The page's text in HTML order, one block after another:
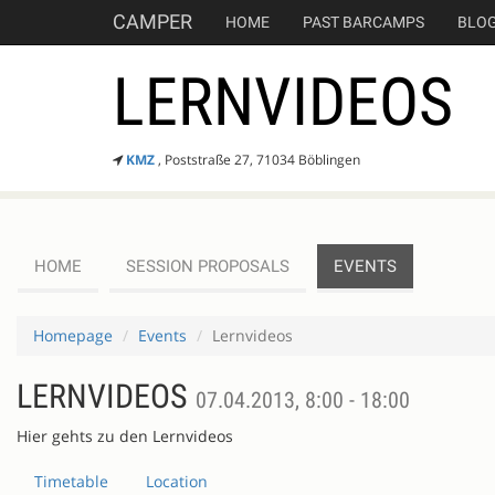
CAMPER HOME PAST BARCAMPS
LERNVIDEOS
KMZ, Poststraße 27, 71034 Böblingen
HOME SESSION PROPOSALS EVENTS
Homepage Events Lernvideos
LERNVIDEOS 07.04.2013, 8:00 - 18:00
Hier gehts zu den Lernvideos
Timetable Location